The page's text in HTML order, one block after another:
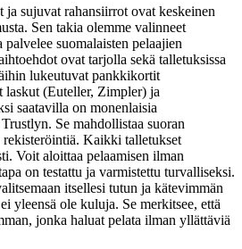
ja sujuvat rahansiirrot ovat keskeinen
Sen takia olemme valinneet
suomalaisten pelaajien
ovat tarjolla sekä talletuksissa
lukeutuvat pankkikortit
laskut (Euteller, Zimpler) ja
saatavilla on monenlaisia
Se mahdollistaa suoran
Kaikki talletukset
Voit aloittaa pelaamisen ilman
on testattu ja varmistettu turvalliseksi.
itsellesi tutun ja kätevimmän
yleensä ole kuluja. Se merkitsee, että
jonka haluat pelata ilman yllättäviä